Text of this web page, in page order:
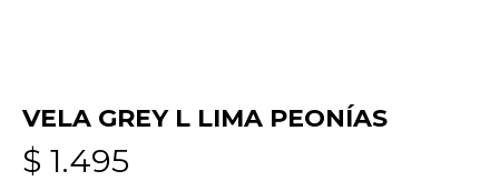
VELA GREY L LIMA PEONÍAS
$ 1.495